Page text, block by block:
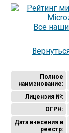
Все
Полное
наименование:
Лицензия №:
ОГРН:
Дата внесения в
реестр: